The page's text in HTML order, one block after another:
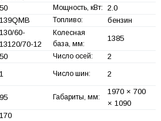
50 Мощность, кВт: 2.0
139QMB Топливо: бензин
130/60-
13120/70-12
Колесная
база, мм:
1385
50 Число осей: 2
1 Число шин: 2
95 Габариты, мм:
1970 × 700
× 1090
170